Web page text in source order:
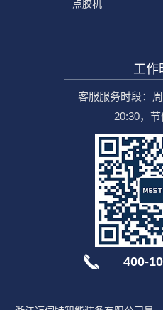
点胶机
工作
客服服务时段：
20:30，
400-